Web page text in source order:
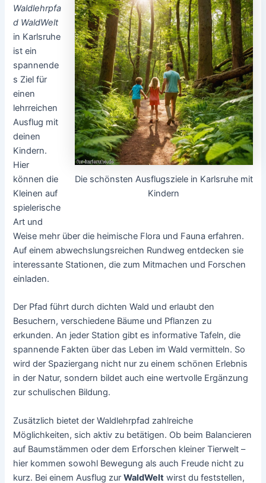
Die schönsten Ausflugsziele in Karlsruhe mit
Kindern
Waldlehrpfa
d WaldWelt
in Karlsruhe
ist ein
spannende
s Ziel für
einen
lehrreichen
Ausflug mit
deinen
Kindern.
Hier
können die
Kleinen auf
spielerische
Art und
Weise mehr über die heimische Flora und Fauna erfahren.
Auf einem abwechslungsreichen Rundweg entdecken sie
interessante Stationen, die zum Mitmachen und Forschen
einladen.
Der Pfad führt durch dichten Wald und erlaubt den
Besuchern, verschiedene Bäume und Pflanzen zu
erkunden. An jeder Station gibt es informative Tafeln, die
spannende Fakten über das Leben im Wald vermitteln. So
wird der Spaziergang nicht nur zu einem schönen Erlebnis
in der Natur, sondern bildet auch eine wertvolle Ergänzung
zur schulischen Bildung.
Zusätzlich bietet der Waldlehrpfad zahlreiche
Möglichkeiten, sich aktiv zu betätigen. Ob beim Balancieren
auf Baumstämmen oder dem Erforschen kleiner Tierwelt –
hier kommen sowohl Bewegung als auch Freude nicht zu
kurz. Bei einem Ausflug zurWaldWelt wirst du feststellen,